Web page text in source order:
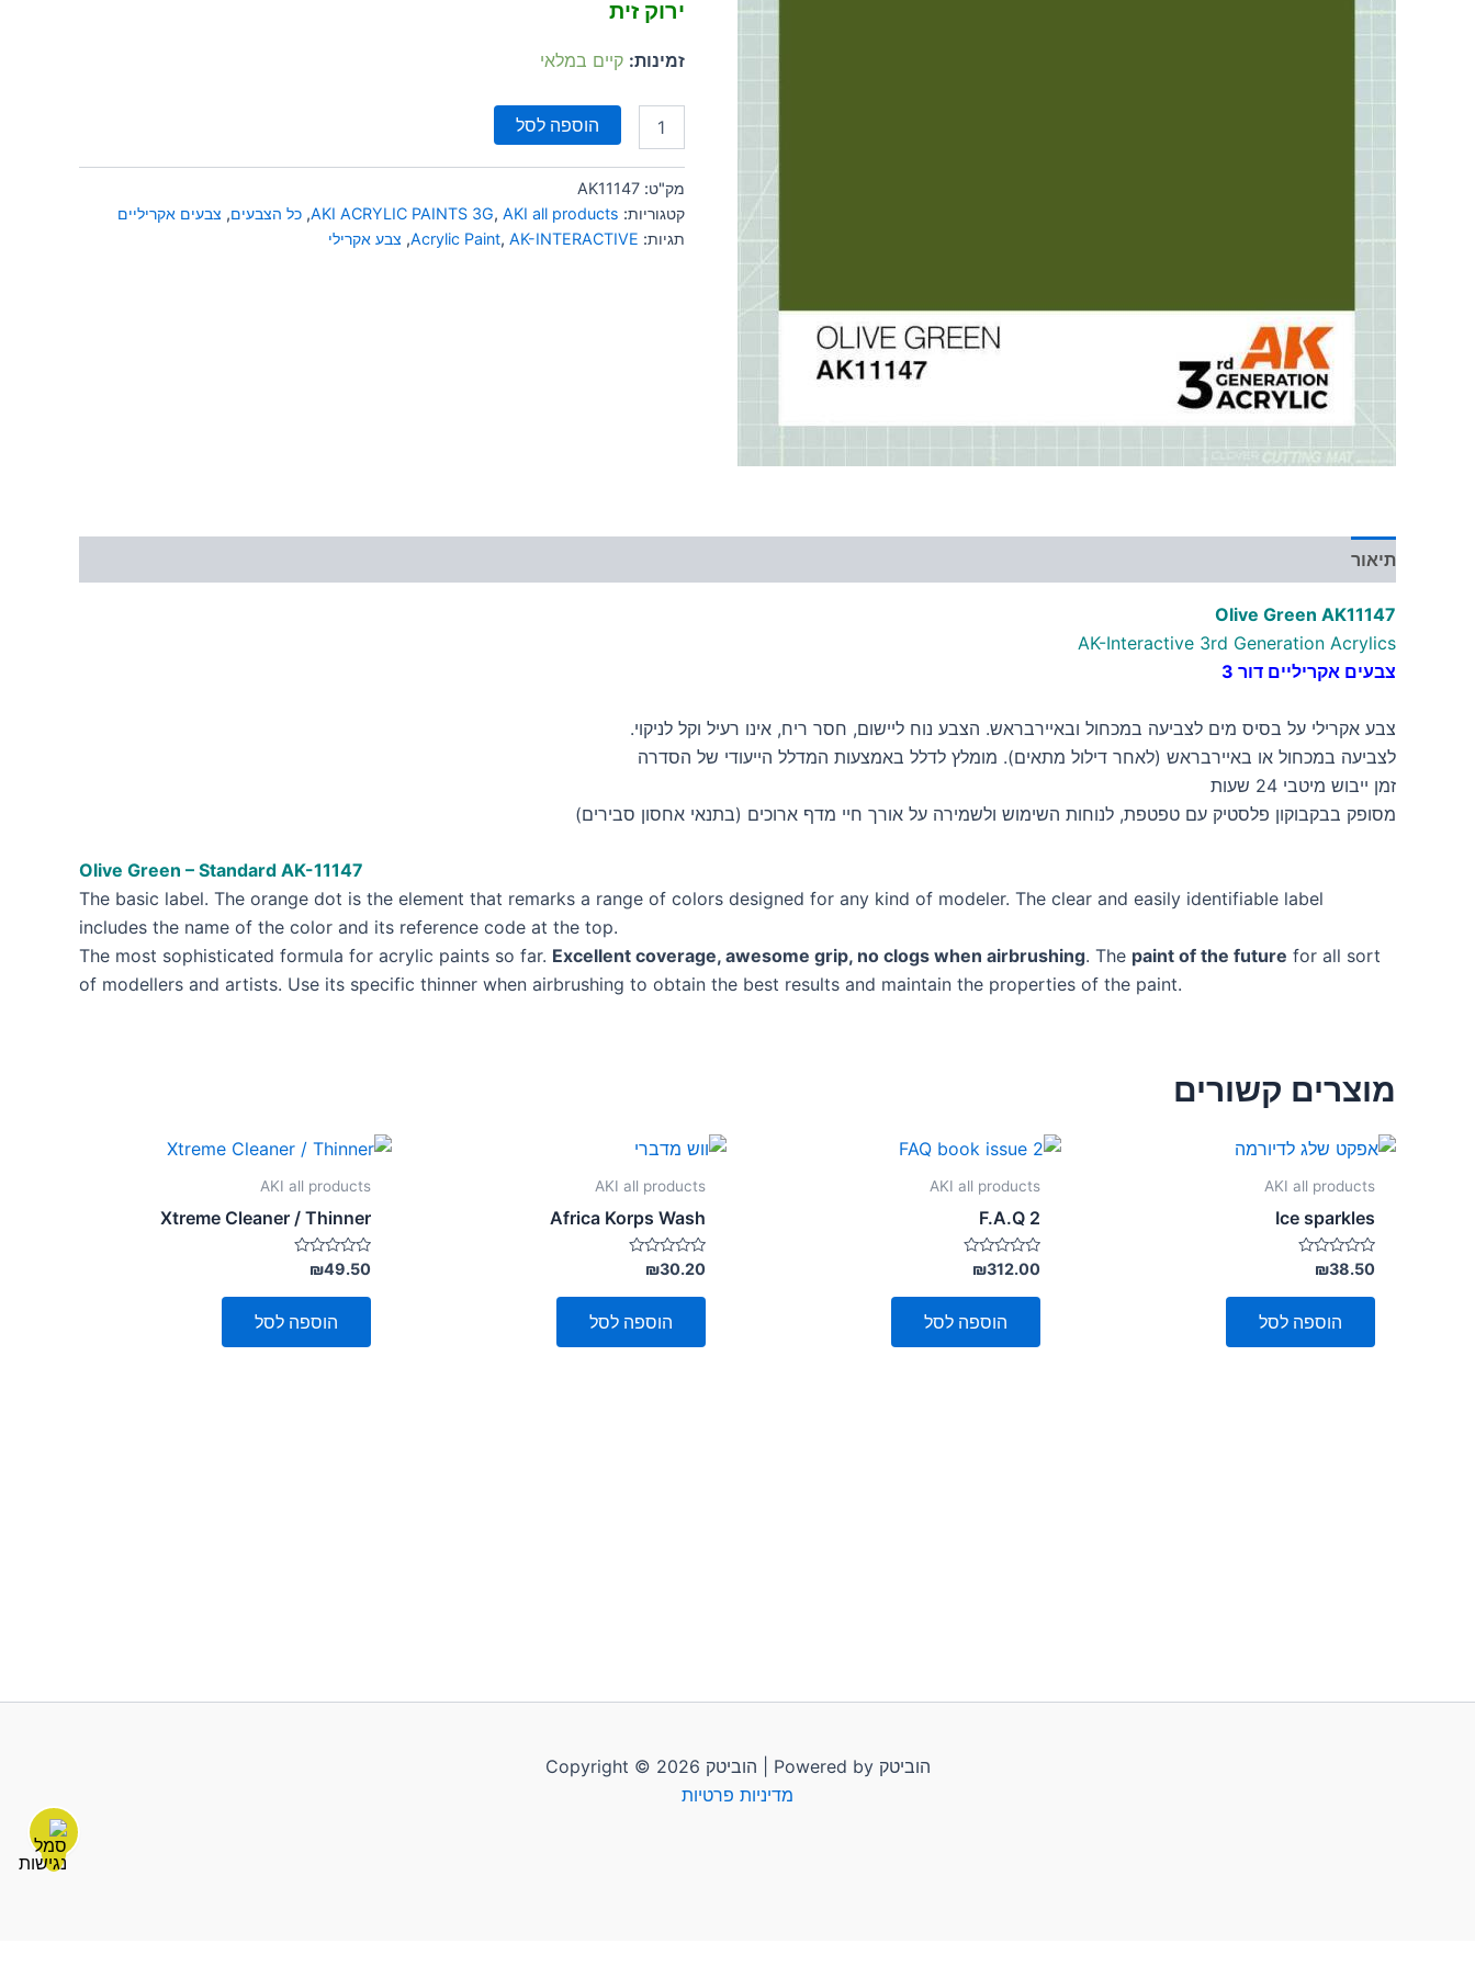
ירוק זית
זמינות: קיים במלאי
הוספה לסל
מק"ט: AK11147
קטגוריות:
AKI ACRYLIC PAINTS 3G, AKI all products
, כל הצבעים, צבעים אקריליים
תגיות:
Acrylic Paint, AK-INTERACTIVE
, צבע אקרילי
תיאור
Olive Green AK11147
AK-Interactive 3rd Generation Acrylics
צבעים אקריליים דור 3
צבע אקרילי על בסיס מים לצביעה במכחול ובאיירבראש. הצבע נוח ליישום, חסר ריח, אינו רעיל וקל לניקוי.
לצביעה במכחול או באיירבראש (לאחר דילול מתאים). מומלץ לדלל באמצעות המדלל הייעודי של הסדרה
זמן ייבוש מיטבי 24 שעות
מסופק בבקבוקון פלסטיק עם טפטפת, לנוחות השימוש ולשמירה על אורך חיי מדף ארוכים (בתנאי אחסון סבירים)
Olive Green – Standard AK-11147
The basic label. The orange dot is the element that remarks a range of colors designed for any kind of modeler. The clear and easily identifiable label
includes the name of the color and its reference code at the top.
The most sophisticated formula for acrylic paints so far. Excellent coverage, awesome grip, no clogs when airbrushing. The paint of the future for all sort
of modellers and artists. Use its specific thinner when airbrushing to obtain the best results and maintain the properties of the paint.
מוצרים קשורים
AKI all products
Ice sparkles
דורג
0
מתוך
₪38.50
הוספה לסל
AKI all products
F.A.Q 2
דורג
0
מתוך
₪312.00
הוספה לסל
AKI all products
Africa Korps Wash
דורג
0
מתוך
₪30.20
הוספה לסל
AKI all products
Xtreme Cleaner / Thinner
דורג
0
מתוך
₪49.50
הוספה לסל
Copyright © 2026 הוביטק | Powered by הוביטק
מדיניות פרטיות